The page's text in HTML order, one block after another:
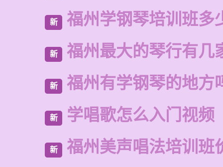
新 福州学钢琴培训班多
新 福州最大的琴行有几
新 福州有学钢琴的地方
新 学唱歌怎么入门视频
新 福州美声唱法培训班